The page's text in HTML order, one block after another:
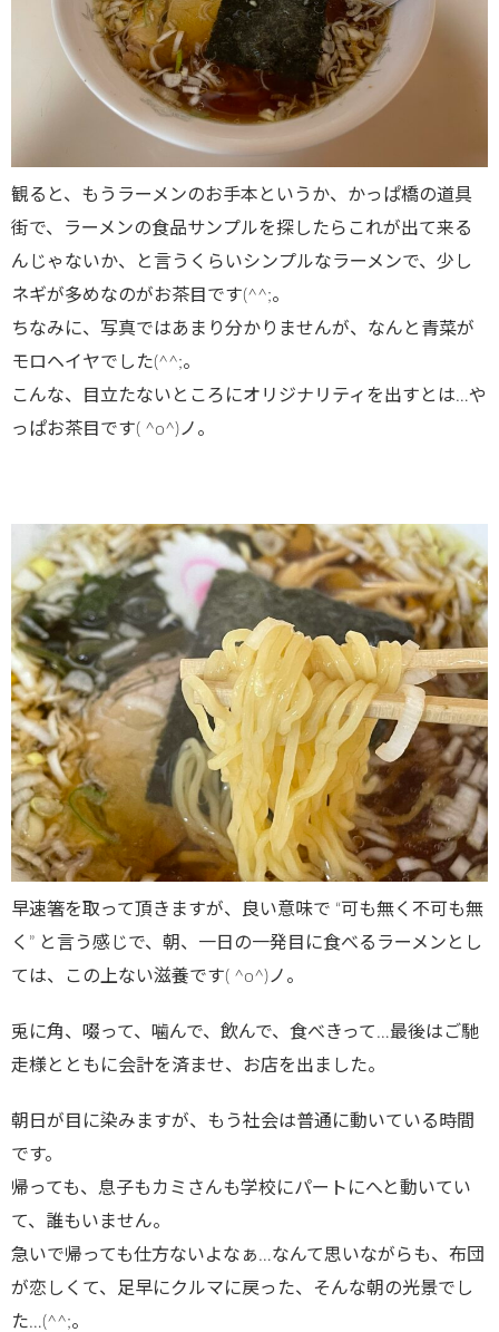
観ると、もうラーメンのお手本というか、かっぱ橋の道具
街で、ラーメンの食品サンプルを探したらこれが出て来る
んじゃないか、と言うくらいシンプルなラーメンで、少し
ネギが多めなのがお茶目です(^^;。
ちなみに、写真ではあまり分かりませんが、なんと青菜が
モロヘイヤでした(^^;。
こんな、目立たないところにオリジナリティを出すとは…や
っぱお茶目です( ^o^)ノ。
早速箸を取って頂きますが、良い意味で “可も無く不可も無
く” と言う感じで、朝、一日の一発目に食べるラーメンとし
ては、この上ない滋養です( ^o^)ノ。
兎に角、啜って、噛んで、飲んで、食べきって…最後はご馳
走様とともに会計を済ませ、お店を出ました。
朝日が目に染みますが、もう社会は普通に動いている時間
です。
帰っても、息子もカミさんも学校にパートにへと動いてい
て、誰もいません。
急いで帰っても仕方ないよなぁ…なんて思いながらも、布団
が恋しくて、足早にクルマに戻った、そんな朝の光景でし
た…(^^;。